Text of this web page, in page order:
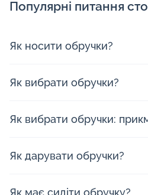
Популярні питання
Як носити обручки?
Як вибрати обручки?
Як вибрати обручки:
Як дарувати обручки?
Як має сидіти обручку?